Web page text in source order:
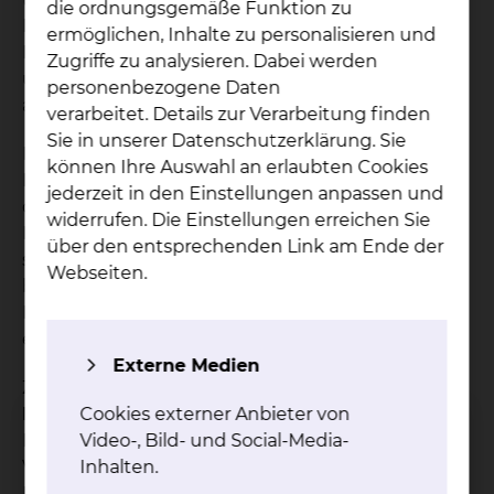
Klinik begegnen wir dieser komplexen
Erkrankung mit einem vernetzten, empathischen
und konsequenten Ansatz – stationär wie
ambulant.
Im Fokus steht unser interdisziplinäres Konzept:
DieKardio-Reno-Metabolische Einheitbündelt
die Expertise aus Kardiologie, Nephrologie und
Diabetologie. Denn Herz, Nieren und Stoffwechsel
sind eng miteinander verbunden – und
beeinflussen sich gegenseitig. Hier stimmen wir
eng aufeinander ab.
Zusätzlich betreiben wir ein
Herzinsuffizienz, dass Patientinnen und
Patienten ambulant begleitet – mit regelmäßiger
Verlaufskontrolle, medikamentöser
die ordnungsgemäße Funktion zu
ermöglichen, Inhalte zu personalisieren und
Zugriffe zu analysieren. Dabei werden
personenbezogene Daten
verarbeitet. Details zur Verarbeitung finden
Sie in unserer Datenschutzerklärung. Sie
können Ihre Auswahl an erlaubten Cookies
jederzeit in den Einstellungen anpassen und
widerrufen. Die Einstellungen erreichen Sie
über den entsprechenden Link am Ende der
Webseiten.
Externe Medien
Cookies externer Anbieter von
Video-, Bild- und Social-Media-
Inhalten.